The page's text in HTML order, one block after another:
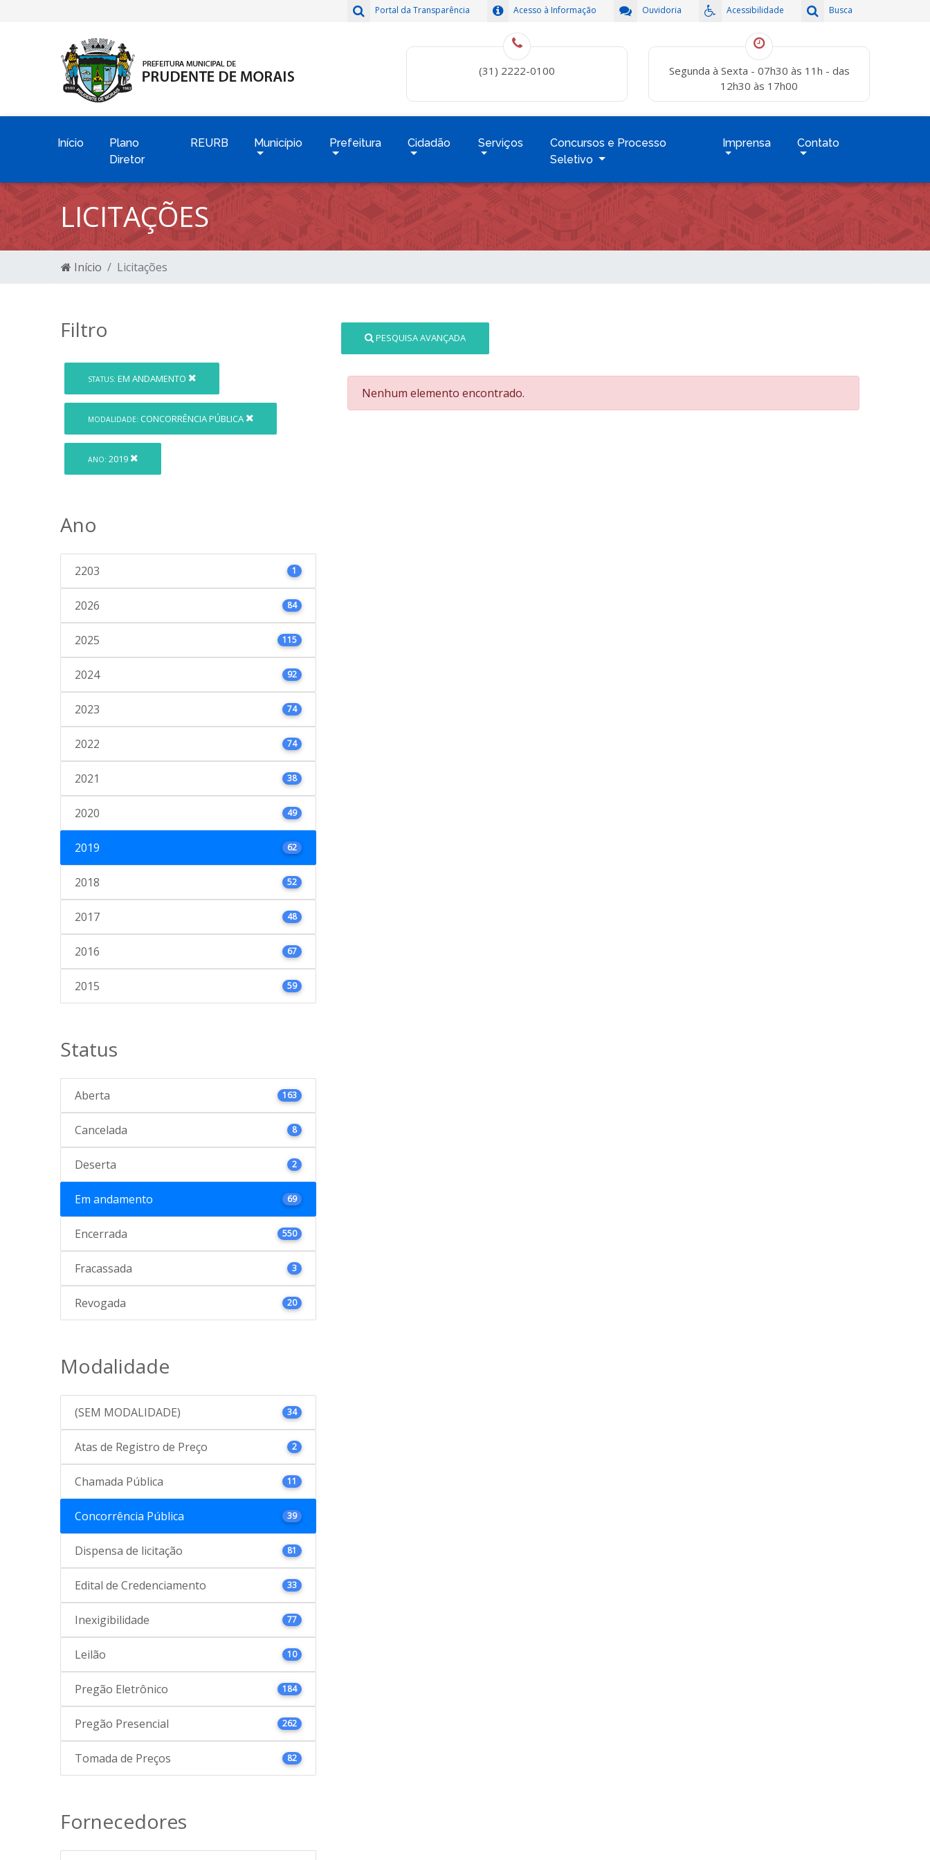
Busca
Acessibilidade
Ouvidoria
Acesso à Informação
Portal da Transparência
(31) 2222-0100
Segunda à Sexta - 07h30 às 11h - das
12h30 às 17h00
Início
Plano
Diretor
REURB Município Prefeitura Cidadão Serviços
Concursos e Processo
Seletivo
Imprensa Contato
LICITAÇÕES
Início Licitações
Filtro
STATUS: EM ANDAMENTO
MODALIDADE: CONCORRÊNCIA PÚBLICA
ANO: 2019
Ano
2203 1
2026 84
2025 115
2024 92
2023 74
2022 74
2021 38
2020 49
2019 62
2018 52
2017 48
2016 67
2015 59
Status
Aberta 163
Cancelada 8
Deserta 2
Em andamento 69
Encerrada 550
Fracassada 3
Revogada 20
Modalidade
(SEM MODALIDADE) 34
Atas de Registro de Preço 2
Chamada Pública 11
Concorrência Pública 39
Dispensa de licitação 81
Edital de Credenciamento 33
Inexigibilidade 77
Leilão 10
Pregão Eletrônico 184
Pregão Presencial 262
Tomada de Preços 82
Fornecedores
PESQUISA AVANÇADA
Nenhum elemento encontrado.